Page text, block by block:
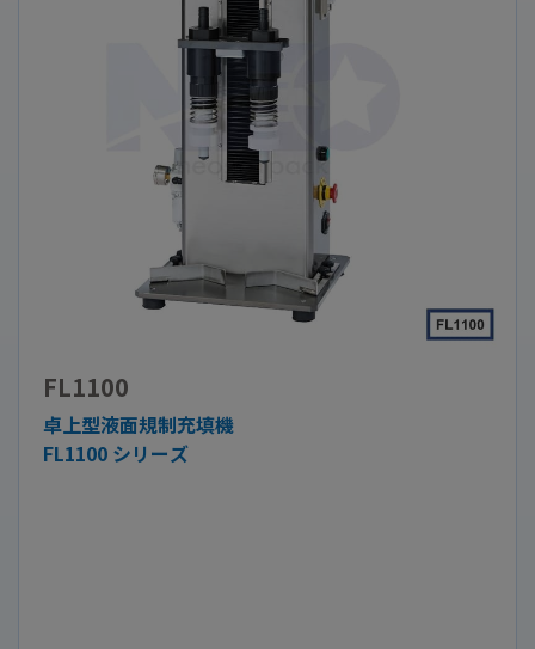
FL1100
卓上型液面規制充填機
FL1100 シリーズ